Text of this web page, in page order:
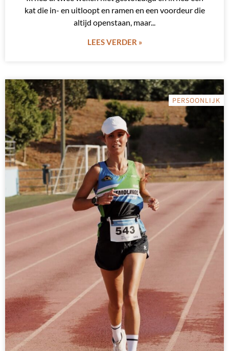
kat die in- en uitloopt en ramen en een voordeur die
altijd openstaan, maar
LEES VERDER »
PERSOONLIJK